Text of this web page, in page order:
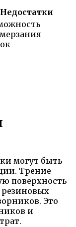
Недостатки
могут быть
Трение
поверхность
Это
и